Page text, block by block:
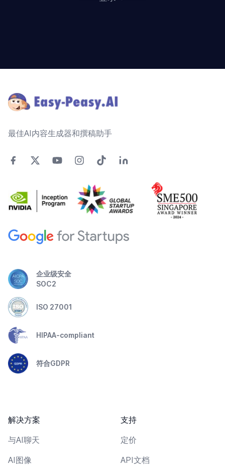
最佳AI内容生成器和撰稿助手
企业级安全
SOC2
ISO 27001
HIPAA-compliant
符合GDPR
解决方案
与AI聊天
AI图像
支持
定价
API文档